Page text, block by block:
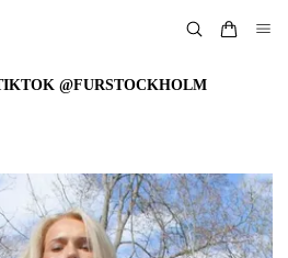
@FURSTOCKHOLM